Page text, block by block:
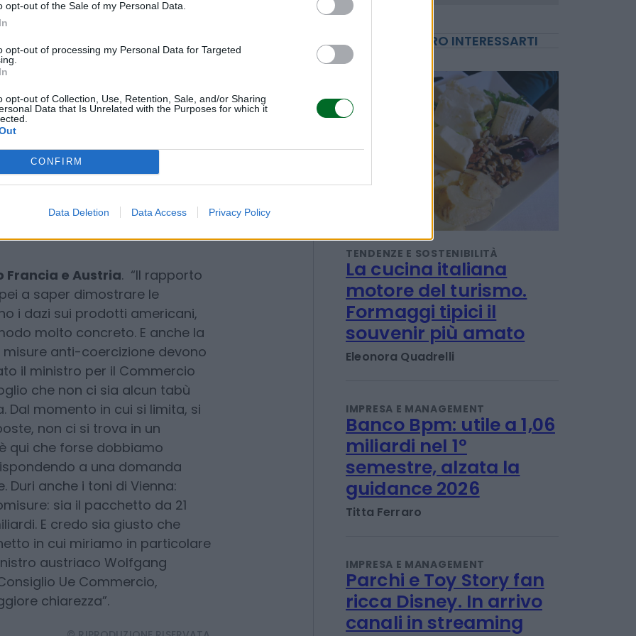
opt-out of the Sale of my Personal Data.
opt-out of processing my Personal Data for Targeted
opt-out of Collection, Use, Retention, Sale, and/or Sharing
Data that Is Unrelated with the Purposes for which it
CONFIRM
Data Deletion Data Access Privacy Policy
quindi prepararci non
contromisure, ha spiegato.
Maros Sefcovic,
americane oggi sul
capo negoziatore Ue
“Non riesco davvero a
un accordo “senza aver
“Continuiamo a credere
meriti una soluzione
per nuova stabilità e
aperto il dialogo con
Francia e Austria. “Il rapporto
a saper dimostrare le
i dazi sui prodotti americani,
molto concreto. E anche la
anti-coercizione devono
il ministro per il Commercio
che non ci sia alcun tabù
momento in cui si limita, si
non ci si trova in un
qui che forse dobbiamo
a una domanda
Duri anche i toni di Vienna:
sia il pacchetto da 21
E credo sia giusto che
in cui miriamo in particolare
austriaco Wolfgang
POTREBBERO INTERESSARTI
TENDENZE E SOSTENIBILITÀ
La cucina italiana
motore del turismo.
Eleonora Quadrelli
IMPRESA E MANAGEMENT
Banco Bpm: utile a 1,06
miliardi nel 1°
Titta Ferraro
IMPRESA E MANAGEMENT